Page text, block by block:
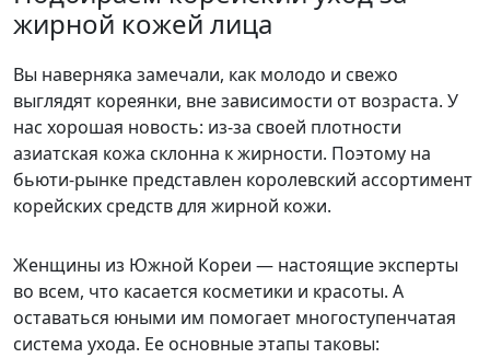
жирной кожей лица
Вы наверняка замечали, как молодо и свежо
выглядят кореянки, вне зависимости от возраста. У
нас хорошая новость: из-за своей плотности
азиатская кожа склонна к жирности. Поэтому на
бьюти-рынке представлен королевский ассортимент
корейских средств для жирной кожи.
Женщины из Южной Кореи — настоящие эксперты
во всем, что касается косметики и красоты. А
оставаться юными им помогает многоступенчатая
система ухода. Ее основные этапы таковы: